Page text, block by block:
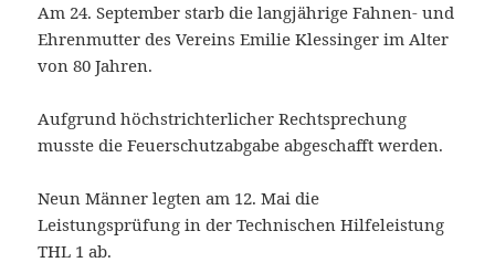
Am 24. September starb die langjährige Fahnen- und
Ehrenmutter des Vereins Emilie Klessinger im Alter
von 80 Jahren.
Aufgrund höchstrichterlicher Rechtsprechung
musste die Feuerschutzabgabe abgeschafft werden.
Neun Männer legten am 12. Mai die
Leistungsprüfung in der Technischen Hilfeleistung
THL 1 ab.